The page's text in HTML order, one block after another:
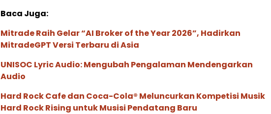
Baca Juga:
Mitrade Raih Gelar “AI Broker of the Year 2026”, Hadirkan
MitradeGPT Versi Terbaru di Asia
UNISOC Lyric Audio: Mengubah Pengalaman Mendengarkan
Audio
Hard Rock Cafe dan Coca-Cola® Meluncurkan Kompetisi Musik
Hard Rock Rising untuk Musisi Pendatang Baru